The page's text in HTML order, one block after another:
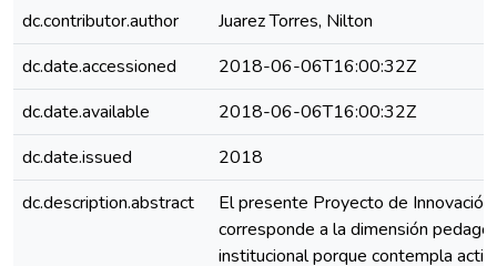
dc.contributor.author
Juarez Torres, Nilton
dc.date.accessioned
2018-06-06T16:00:32Z
dc.date.available
2018-06-06T16:00:32Z
dc.date.issued
2018
dc.description.abstract
El presente Proyecto de Innovación
corresponde a la dimensión
institucional porque contempla